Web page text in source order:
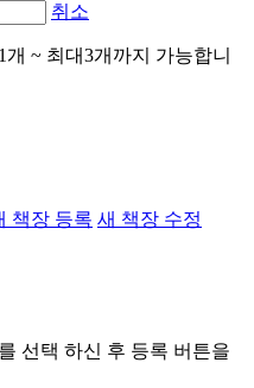
취소
~ 최대3개까지 가능합니
책장 등록 새 책장 수정
선택 하신 후 등록 버튼을